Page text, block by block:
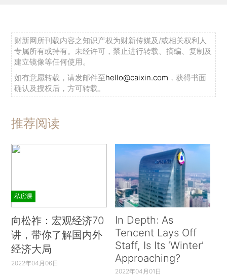
财新网所刊载内容之知识产权为财新传媒及/或相关权利人
专属所有或持有。未经许可，禁止进行转载、摘编、复制及
建立镜像等任何使用。
如有意愿转载，请发邮件至hello@caixin.com ，获得书面
确认及授权后，方可转载。
推荐阅读
私房课
向松祚：宏观经济70
讲，带你了解国内外
经济大局
2022年04月06日
In Depth: As
Tencent Lays Off
Staff, Is Its ‘Winter’
Approaching?
2022年04月01日